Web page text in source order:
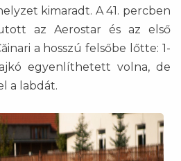
kimaradt. A 41. percben
az Aerostar és az első
a hosszú felsőbe lőtte: 1-
egyenlíthetett volna, de
a labdát.